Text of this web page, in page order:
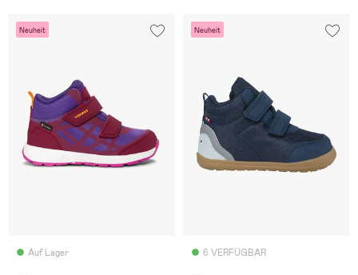
Neuheit
Auf Lager
Neuheit
6 VERFÜGBAR